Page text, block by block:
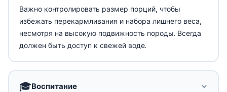
Важно контролировать размер порций, чтобы
избежать перекармливания и набора лишнего веса,
несмотря на высокую подвижность породы. Всегда
должен быть доступ к свежей воде.
🎓Воспитание